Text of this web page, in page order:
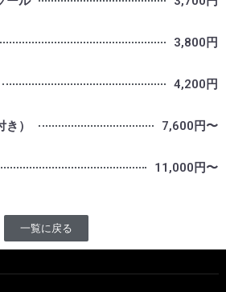
3,800円
4,200円
） 7,600円〜
11,000円〜
一覧に戻る